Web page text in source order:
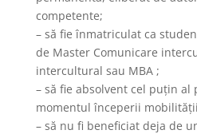
competente;
– să fie înmatriculat ca
de Master Comunicare
intercultural sau MBA ;
– să fie absolvent cel puțin
momentul începerii
– să nu fi beneficiat deja de